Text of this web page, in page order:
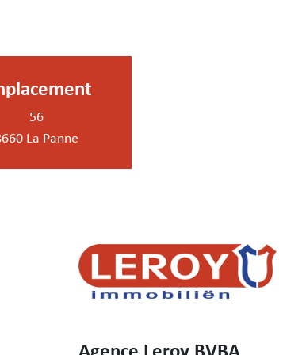
56
La Panne